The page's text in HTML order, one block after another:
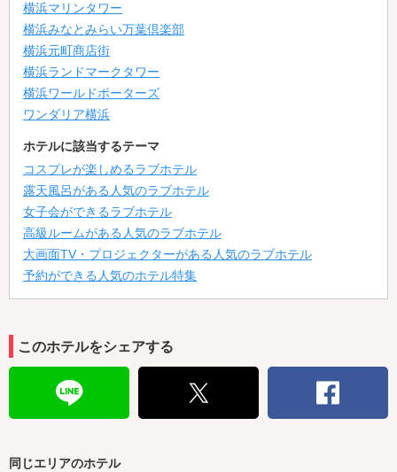
◆24時間ご休憩OK！！
◆23時からのご宿泊はスペシャルプライス！！
◆メンバー様限定で夜食・朝食無料サービス！
横浜マリンタワー
横浜みなとみらい万葉倶楽部
横浜元町商店街
横浜ランドマークタワー
横浜ワールドポーターズ
ワンダリア横浜
ホテルに該当するテーマ
コスプレが楽しめるラブホテル
露天風呂がある人気のラブホテル
女子会ができるラブホテル
高級ルームがある人気のラブホテル
大画面TV・プロジェクターがある人気のラブホテル
予約ができる人気のホテル特集
このホテルをシェアする
同じエリアのホテル